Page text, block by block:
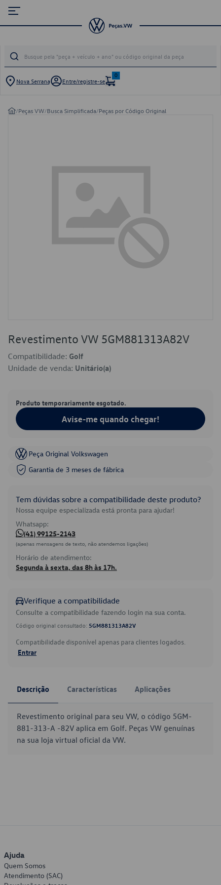
Nova Serrana Entre/registre-se
0
/Peças VW/Busca Simplificada/Peças por Código Original
Revestimento VW 5GM881313A82V
Compatibilidade: Golf
Unidade de venda: Unitário(a)
Produto temporariamente esgotado.
Avise-me quando chegar!
Peça Original Volkswagen
Garantia de 3 meses de fábrica
Tem dúvidas sobre a compatibilidade deste produto?
Nossa equipe especializada está pronta para ajudar!
Whatsapp:
(41) 99125-2143
(apenas mensagens de texto, não atendemos ligações)
Horário de atendimento:
Segunda à sexta, das 8h às 17h.
Verifique a compatibilidade
Consulte a compatibilidade fazendo login na sua conta.
Código original consultado: 5GM881313A82V
Compatibilidade disponível apenas para clientes logados.
Entrar
Descrição Características Aplicações
Revestimento original para seu VW, o código 5GM-
881-313-A -82V aplica em Golf. Peças VW genuínas
na sua loja virtual oficial da VW.
Ajuda
Quem Somos
Atendimento (SAC)